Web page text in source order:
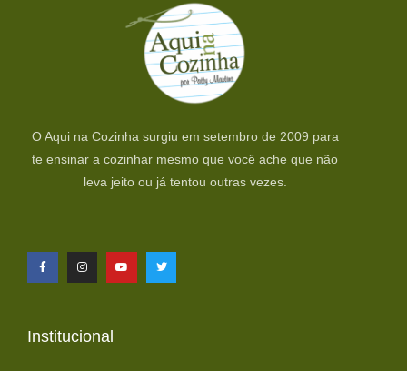
O Aqui na Cozinha surgiu em setembro de 2009 para
te ensinar a cozinhar mesmo que você ache que não
leva jeito ou já tentou outras vezes.
Institucional